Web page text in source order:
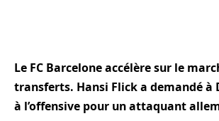
Le FC Barcelone accélère sur le
transferts. Hansi Flick a demandé à
à l’offensive pour un attaquant